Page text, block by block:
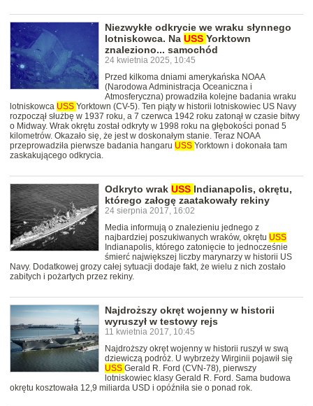
Niezwykłe odkrycie we wraku słynnego
lotniskowca. Na USS Yorktown
znaleziono... samochód
24 kwietnia 2025, 10:45
Przed kilkoma dniami amerykańska NOAA
(Narodowa Administracja Oceaniczna i
Atmosferyczna) prowadziła kolejne badania wraku
lotniskowca USS Yorktown (CV-5). Ten piąty w historii lotniskowiec US Navy
rozpoczął służbę w 1937 roku, a 7 czerwca 1942 roku zatonął w czasie bitwy
o Midway. Wrak okrętu został odkryty w 1998 roku na głębokości ponad 5
kilometrów. Okazało się, że jest w doskonałym stanie. Teraz NOAA
przeprowadziła pierwsze badania hangaru USS Yorktown i dokonała tam
zaskakującego odkrycia.
Odkryto wrak USS Indianapolis, okrętu,
którego załogę zaatakowały rekiny
24 sierpnia 2017, 16:02
Media informują o znalezieniu jednego z
najbardziej poszukiwanych wraków, okrętu USS
Indianapolis, którego zatonięcie to jednocześnie
śmierć największej liczby marynarzy w historii US
Navy. Dodatkowej grozy całej sytuacji dodaje fakt, że wielu z nich zostało
zabitych i pożartych przez rekiny.
Najdroższy okręt wojenny w historii
wyruszył w testowy rejs
11 kwietnia 2017, 10:45
Najdroższy okręt wojenny w historii ruszył w swą
dziewiczą podróż. U wybrzeży Wirginii pojawił się
USS Gerald R. Ford (CVN-78), pierwszy
lotniskowiec klasy Gerald R. Ford. Sama budowa
okrętu kosztowała 12,9 miliarda USD i opóźniła sie o ponad rok.